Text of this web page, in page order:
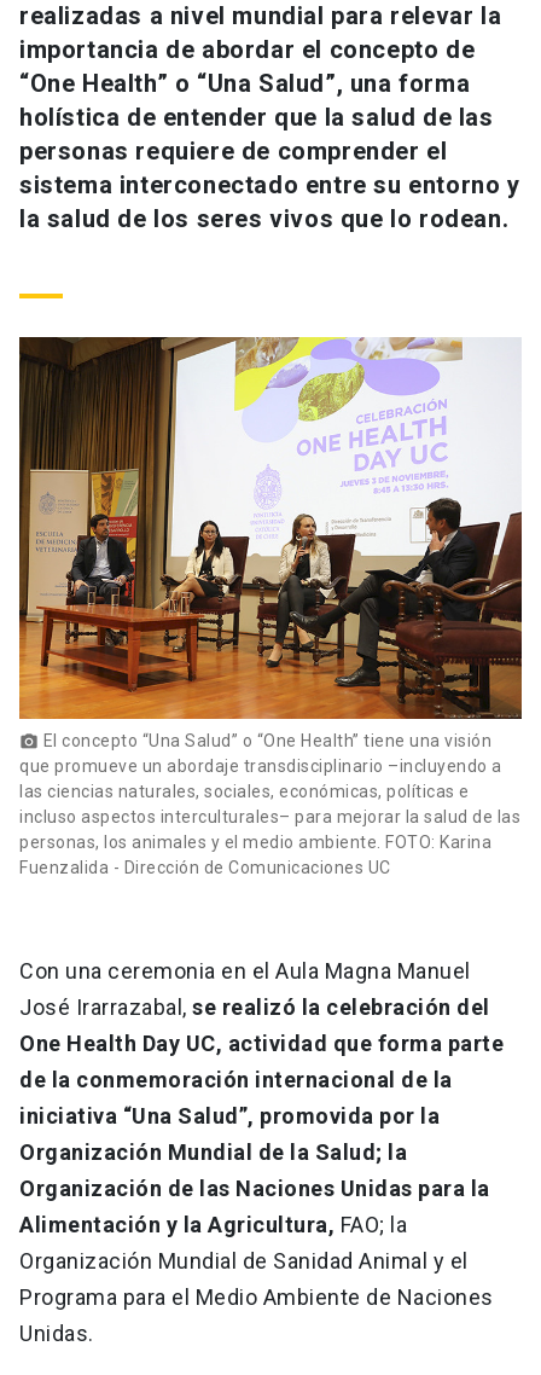
Futuros estudiantes
Estudiantes
Académicos
Personal
Padres y familia
Vecinos launch
Go to english site launch
ACCESOS DIRECTOS
Admisión launch
Medios Biblioteca launch
Donaciones launch
realizadas a nivel mundial para relevar la
importancia de abordar el concepto de
“One Health” o “Una Salud”, una forma
holística de entender que la salud de las
personas requiere de comprender el
sistema interconectado entre su entorno y
la salud de los seres vivos que lo rodean.
photo_camera El concepto “Una Salud” o “One Health” tiene una visión
que promueve un abordaje transdisciplinario –incluyendo a
las ciencias naturales, sociales, económicas, políticas e
incluso aspectos interculturales– para mejorar la salud de las
personas, los animales y el medio ambiente. FOTO: Karina
Fuenzalida - Dirección de Comunicaciones UC
Con una ceremonia en el Aula Magna Manuel
José Irarrazabal, se realizó la celebración del
One Health Day UC, actividad que forma parte
de la conmemoración internacional de la
iniciativa “Una Salud”, promovida por la
Organización Mundial de la Salud; la
Organización de las Naciones Unidas para la
Alimentación y la Agricultura, FAO; la
Organización Mundial de Sanidad Animal y el
Programa para el Medio Ambiente de Naciones
Unidas.